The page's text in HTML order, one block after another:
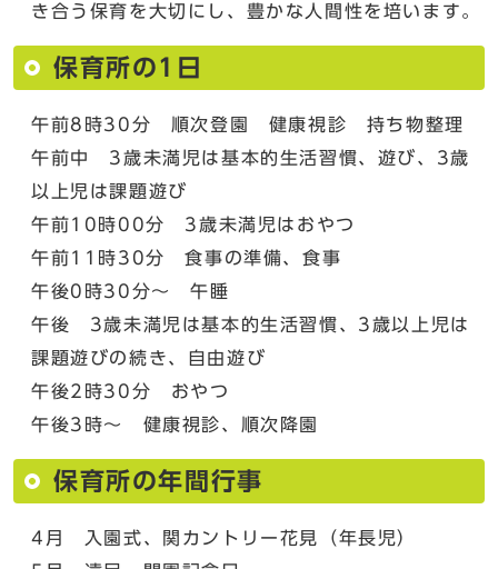
き合う保育を大切にし、豊かな人間性を培います。
保育所の1日
午前8時30分 順次登園 健康視診 持ち物整理
午前中 3歳未満児は基本的生活習慣、遊び、3歳
以上児は課題遊び
午前10時00分 3歳未満児はおやつ
午前11時30分 食事の準備、食事
午後0時30分～ 午睡
午後 3歳未満児は基本的生活習慣、3歳以上児は
課題遊びの続き、自由遊び
午後2時30分 おやつ
午後3時～ 健康視診、順次降園
保育所の年間行事
4月 入園式、関カントリー花見（年長児）